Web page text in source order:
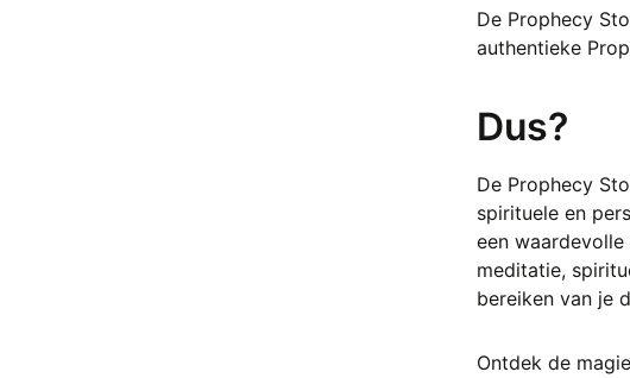
De Prophecy
authentieke
Dus?
De Prophecy
spirituele en
een
meditatie,
bereiken van je
Ontdek de